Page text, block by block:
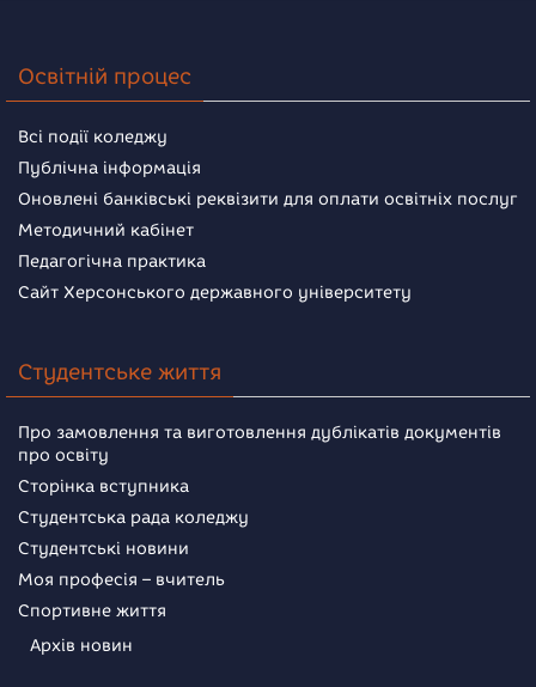
Освітній процес
Всі події коледжу
Публічна інформація
Оновлені банківські реквізити для оплати освітніх послуг
Методичний кабінет
Педагогічна практика
Сайт Херсонського державного університету
Студентське життя
Про замовлення та виготовлення дублікатів документів
про освіту
Сторінка вступника
Студентська рада коледжу
Студентські новини
Моя професія – вчитель
Спортивне життя
Архів новин